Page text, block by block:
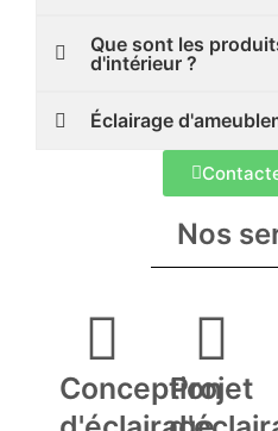
Que sont les
d'intérieur ?
Éclairage
Nos
Conception
Projet